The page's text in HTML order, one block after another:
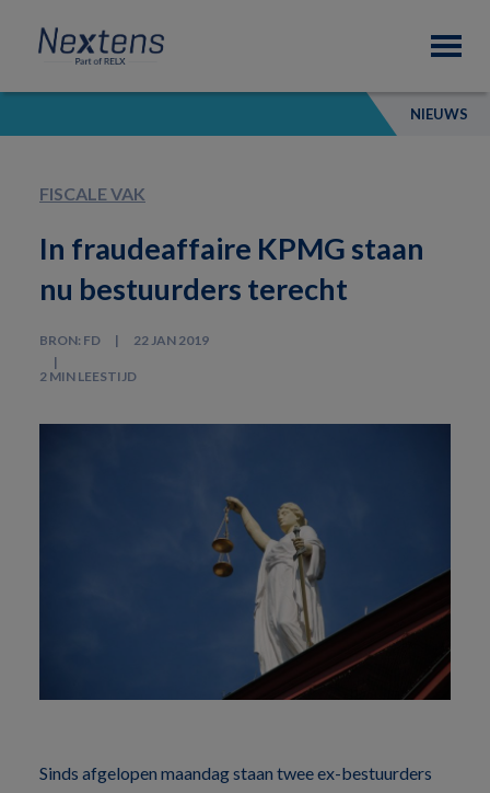
primary
navigation
content
footer
Nextens
Fiscaal
partner
van
NIEUWS
FISCALE VAK
In fraudeaffaire KPMG staan
nu bestuurders terecht
BRON: FD 22 JAN 2019
2 MIN LEESTIJD
Sinds afgelopen maandag staan twee ex-bestuurders